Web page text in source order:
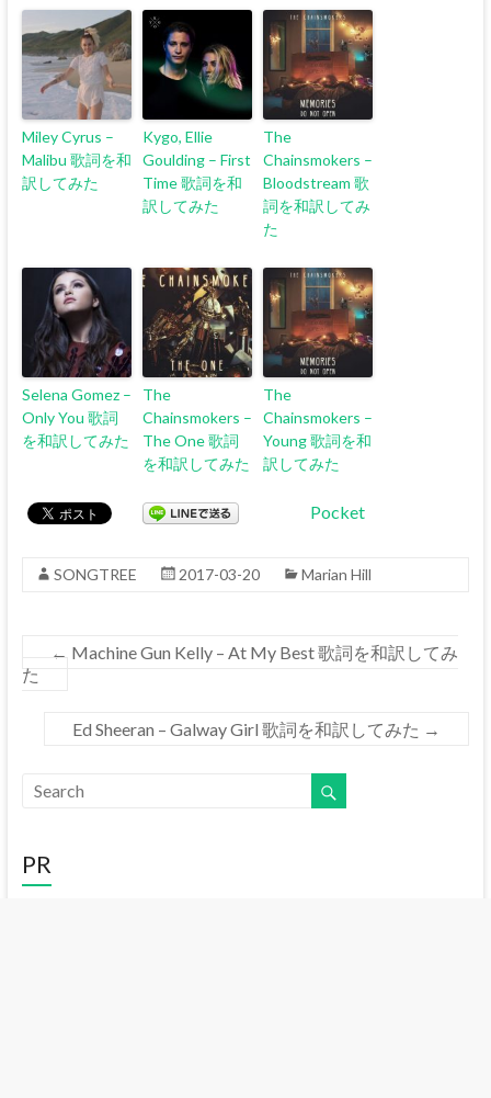
Miley Cyrus –
Malibu 歌詞を和
訳してみた
Kygo, Ellie
Goulding – First
Time 歌詞を和
訳してみた
The
Chainsmokers –
Bloodstream 歌
詞を和訳してみ
た
Selena Gomez –
Only You 歌詞
を和訳してみた
The
Chainsmokers –
The One 歌詞
を和訳してみた
The
Chainsmokers –
Young 歌詞を和
訳してみた
Pocket
SONGTREE 2017-03-20 Marian Hill
← Machine Gun Kelly – At My Best 歌詞を和訳してみ
た
Ed Sheeran – Galway Girl 歌詞を和訳してみた →
PR